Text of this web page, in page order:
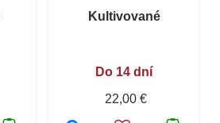
Kultivované
Do 14 dní
22,00 €